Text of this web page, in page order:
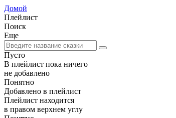
Домой
Плейлист
Поиск
Еще
Пусто
В плейлист пока ничего
не добавлено
Понятно
Добавлено в плейлист
Плейлист находится
в правом верхнем углу